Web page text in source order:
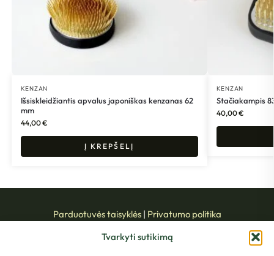
Tvarkyti sutikimą
KENZAN
Išsiskleidžiantis apvalus japoniškas kenzanas 62
mm
44,00€
Į KREPŠELĮ
KENZAN
Stačiakampis
40,00€
Parduotuvės taisyklės| Privatumo politika